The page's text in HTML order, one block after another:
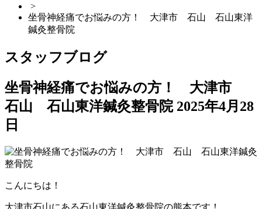
>
坐骨神経痛でお悩みの方！ 大津市 石山 石山東洋
鍼灸整骨院
スタッフブログ
坐骨神経痛でお悩みの方！ 大津市
石山 石山東洋鍼灸整骨院 2025年4月28
日
こんにちは！
大津市石山にある石山東洋鍼灸整骨院の熊本です！